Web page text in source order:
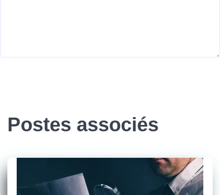
Postes associés